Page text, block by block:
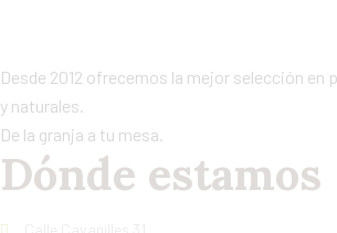
Desde 2012 ofrecemos la mejor selección
y naturales.
De la granja a tu mesa.
Dónde estamos